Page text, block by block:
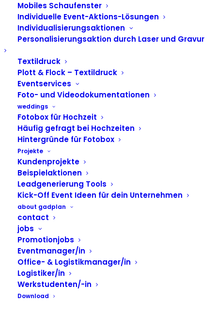
Mobiles Schaufenster
Individuelle Event-Aktions-Lösungen
Individualisierungsaktionen
Personalisierungsaktion durch Laser und Gravur
Textildruck
Plott & Flock – Textildruck
Eventservices
Foto- und Videodokumentationen
weddings
Fotobox für Hochzeit
Häufig gefragt bei Hochzeiten
Hintergründe für Fotobox
Projekte
Kundenprojekte
Beispielaktionen
Leadgenerierung Tools
Kick-Off Event Ideen für dein Unternehmen
about gadplan
contact
jobs
Promotionjobs
Eventmanager/in
Office- & Logistikmanager/in
Logistiker/in
Werkstudenten/-in
Download
360 GRAD SPINBOOTH
UND MESSEN
Interaktive Videoproduktion für mehr
Sichtbarkeit, Reichweite und
Markenpräsenz bei
Unternehmensveranstaltungen.
Steigere Markenwirkung und generiere
Social-Media-Content mit deinem Event-
Marketing-Tool.